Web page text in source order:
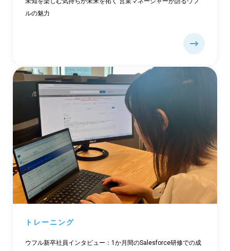
ルの魅力
トレーニング
ウフル新卒社員インタビュー：1か月間のSalesforce研修での成